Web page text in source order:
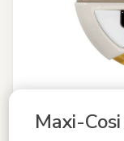
Maxi-